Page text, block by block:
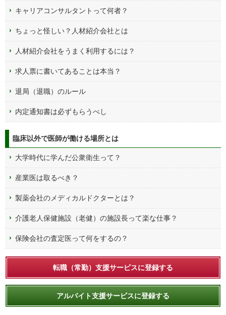
キャリアコンサルタントって何者？
ちょっと怪しい？人材紹介会社とは
人材紹介会社をうまく利用するには？
求人票に書いてあることは本当？
退局（退職）のルール
内定通知書は必ずもらうべし
臨床以外で医師が働ける場所とは
大学時代に学んだ公衆衛生って？
産業医は取るべき？
製薬会社のメディカルドクターとは？
介護老人保健施設（老健）の施設長って楽な仕事？
保険会社の査定医って何をするの？
転職（常勤）支援サービスに登録する
アルバイト支援サービスに登録する